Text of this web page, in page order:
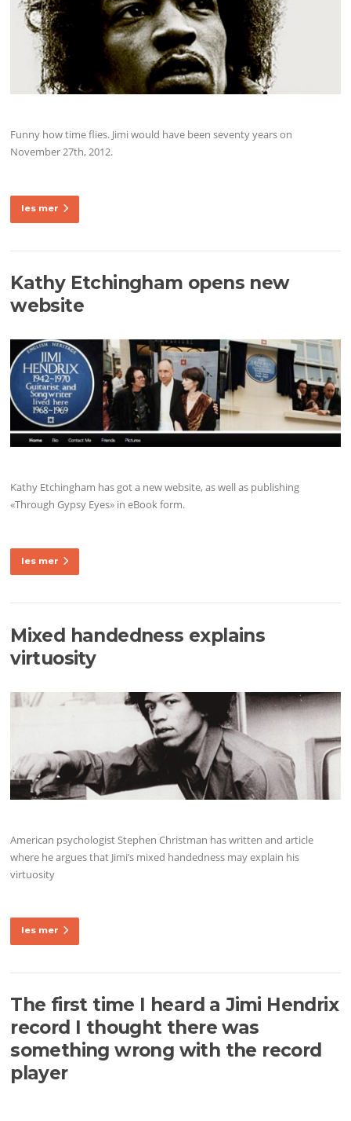
Funny how time flies. Jimi would have been seventy years on
November 27th, 2012.
les mer
Kathy Etchingham opens new
website
Kathy Etchingham has got a new website, as well as publishing
«Through Gypsy Eyes» in eBook form.
les mer
Mixed handedness explains
virtuosity
American psychologist Stephen Christman has written and article
where he argues that Jimi’s mixed handedness may explain his
virtuosity
les mer
The first time I heard a Jimi Hendrix
record I thought there was
something wrong with the record
player